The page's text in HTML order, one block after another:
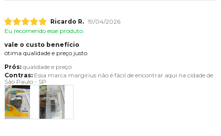
Ricardo R. 19/04/2026
Eu recomendo esse produto.
vale o custo benefício
ótima qualidade e preço justo
Prós: qualidade e preço
Contras: Essa marca margirius não é fácil de encontrar aqui na cidade de
São Paulo - SP